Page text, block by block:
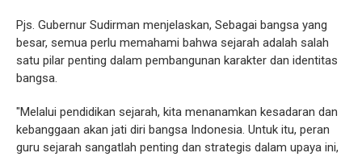
Pjs. Gubernur Sudirman menjelaskan, Sebagai bangsa yang
besar, semua perlu memahami bahwa sejarah adalah salah
satu pilar penting dalam pembangunan karakter dan identitas
bangsa.
"Melalui pendidikan sejarah, kita menanamkan kesadaran dan
kebanggaan akan jati diri bangsa Indonesia. Untuk itu, peran
guru sejarah sangatlah penting dan strategis dalam upaya ini,